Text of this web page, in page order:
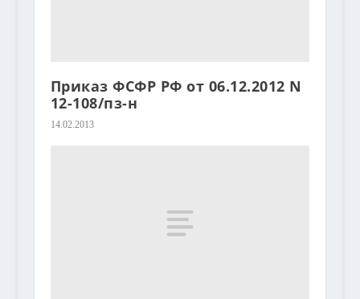
Приказ ФСФР РФ от 06.12.2012 N
12-108/пз-н
14.02.2013